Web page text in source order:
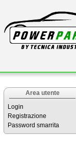
Area utente
Login
Registrazione
Password smarrita